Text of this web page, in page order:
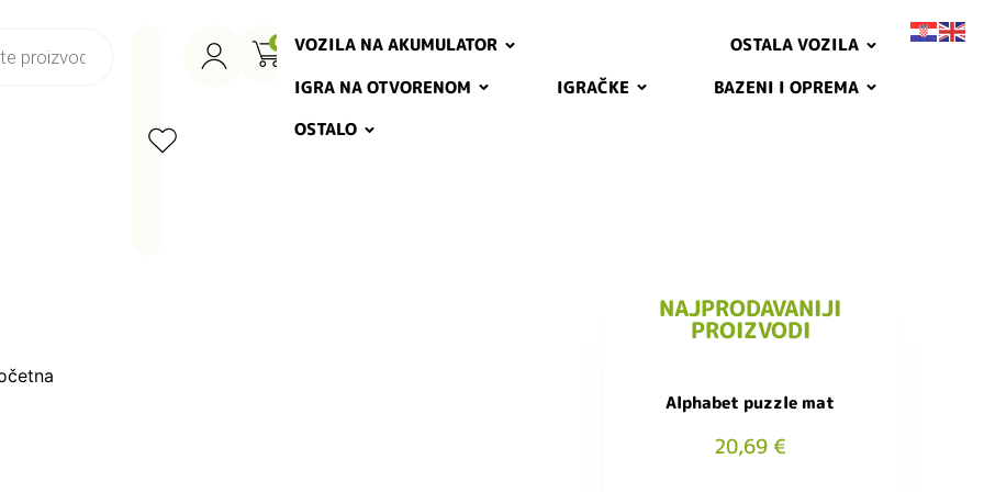
0 VOZILA NA AKUMULATOR
OSTALA VOZILA
IGRA NA OTVORENOM
IGRAČKE
BAZENI I OPREMA
OSTALO
NAJPRODAVANIJI
PROIZVODI
Alphabet puzzle mat
20,69 €